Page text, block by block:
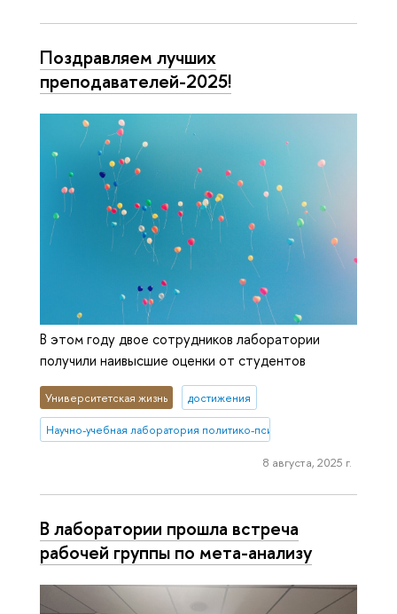
Поздравляем лучших
преподавателей-2025!
В этом году двое сотрудников лаборатории
получили наивысшие оценки от студентов
Университетская жизнь достижения
Научно-учебная лаборатория политико-психологических
8 августа, 2025 г.
В лаборатории прошла встреча
рабочей группы по мета-анализу